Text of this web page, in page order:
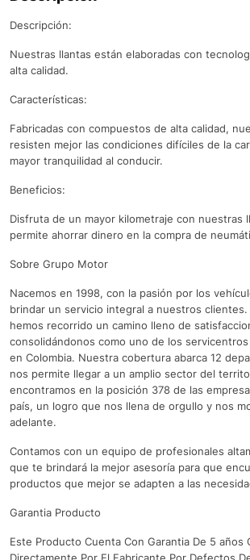
Descripción:
Nuestras llantas están elaboradas con
alta calidad.
Características:
Fabricadas con compuestos de alta calidad,
resisten mejor las condiciones difíciles de la
mayor tranquilidad al conducir.
Beneficios:
Disfruta de un mayor kilometraje con nuestras
permite ahorrar dinero en la compra de
Sobre Grupo Motor
Nacemos en 1998, con la pasión por los
brindar un servicio integral a nuestros
hemos recorrido un camino lleno de
consolidándonos como uno de los
en Colombia. Nuestra cobertura abarca 12
nos permite llegar a un amplio sector del
encontramos en la posición 378 de las
país, un logro que nos llena de orgullo y nos
adelante.
Contamos con un equipo de profesionales
que te brindará la mejor asesoría para que
productos que mejor se adapten a las
Garantia Producto
Este Producto Cuenta Con Garantia De 5 años